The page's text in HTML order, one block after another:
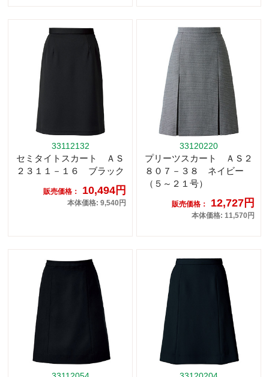
33112132
セミタイトスカート ＡＳ
２３１１－１６ ブラック
販売価格： 10,494円
本体価格: 9,540円
33120220
プリーツスカート ＡＳ２
８０７－３８ ネイビー
（５～２１号）
販売価格： 12,727円
本体価格: 11,570円